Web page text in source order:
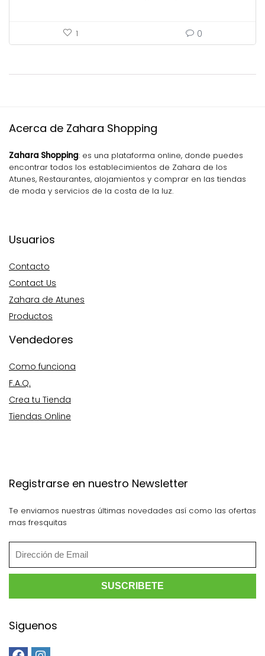
1 0
Acerca de Zahara Shopping
Zahara Shopping: es una plataforma online, donde puedes
encontrar todos los establecimientos de Zahara de los
Atunes, Restaurantes, alojamientos y comprar en las tiendas
de moda y servicios de la costa de la luz.
Usuarios
Contacto
Contact Us
Zahara de Atunes
Productos
Vendedores
Como funciona
F.A.Q.
Crea tu Tienda
Tiendas Online
Registrarse en nuestro Newsletter
Te enviamos nuestras últimas novedades así como las ofertas
mas fresquitas
Siguenos